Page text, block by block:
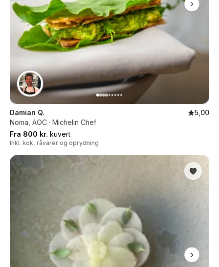
Damian Q.
5,00
Noma, AOC · Michelin Chef
Fra 800 kr. kuvert
Inkl. kok, råvarer og oprydning